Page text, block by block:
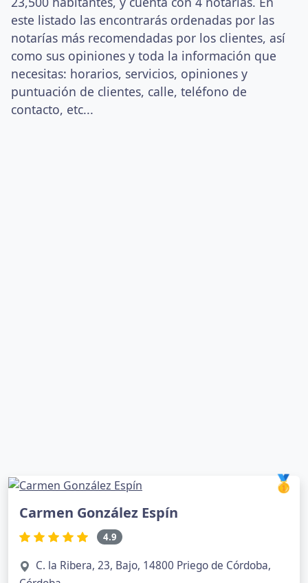
este listado las encontrarás ordenadas por las
notarías más recomendadas por los clientes, así
como sus opiniones y toda la información que
necesitas: horarios, servicios, opiniones y
puntuación de clientes, calle, teléfono de
contacto, etc...
🥇
Carmen González Espín
4.9
C. la Ribera, 23, Bajo, 14800 Priego de Córdoba,